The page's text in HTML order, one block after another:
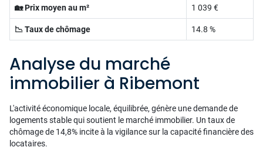
🏡 Prix moyen au m² 1 039 €
📉 Taux de chômage 14.8 %
Analyse du marché
immobilier à Ribemont
L'activité économique locale, équilibrée, génère une demande de
logements stable qui soutient le marché immobilier. Un taux de
chômage de 14,8% incite à la vigilance sur la capacité financière des
locataires.